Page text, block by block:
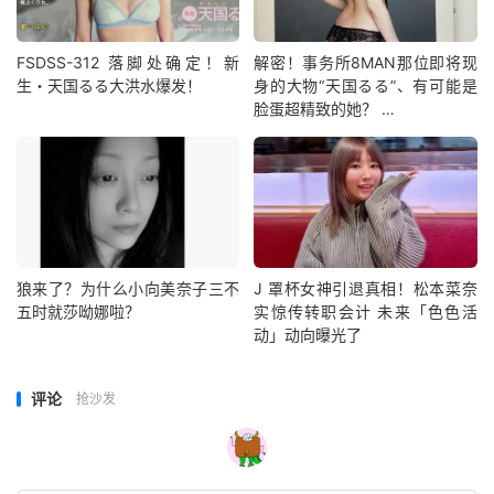
FSDSS-312 落脚处确定！新
生・天国るる大洪水爆发！
解密！事务所8MAN那位即将现
身的大物“天国るる”、有可能是
脸蛋超精致的她？ …
狼来了？为什么小向美奈子三不
五时就莎呦娜啦？
J 罩杯女神引退真相！松本菜奈
实惊传转职会计 未来「色色活
动」动向曝光了
评论 抢沙发